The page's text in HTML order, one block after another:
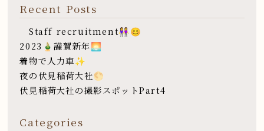
Recent Posts
Staff recruitment👭😊
2023🎍謹賀新年🌅
着物で人力車✨
夜の伏見稲荷大社🌕
伏見稲荷大社の撮影スポットPart4
Categories